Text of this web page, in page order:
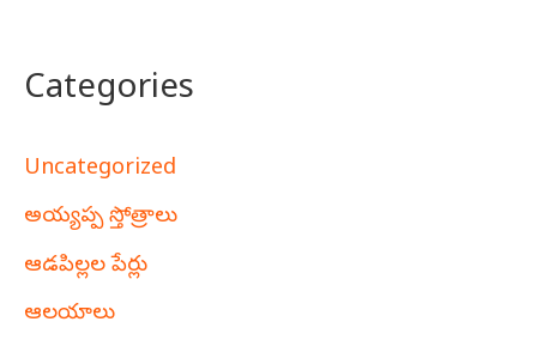
Categories
Uncategorized
అయ్యప్ప స్తోత్రాలు
ఆడపిల్లల పేర్లు
ఆలయాలు